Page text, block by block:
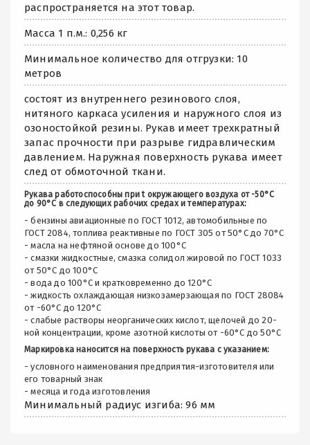
распространяется на этот товар.
Масса 1 п.м.: 0,256 кг
Минимальное количество для отгрузки: 10
метров
состоят из внутреннего резинового слоя,
нитяного каркаса усиления и наружного слоя из
озоностойкой резины. Рукав имеет трехкратный
запас прочности при разрыве гидравлическим
давлением. Наружная поверхность рукава имеет
след от обмоточной ткани.
Рукава работоспособны при t окружающего воздуха от -50°С
до 90°С в следующих рабочих средах и температурах:
- бензины авиационные по ГОСТ 1012, автомобильные по
ГОСТ 2084, топлива реактивные по ГОСТ 305 от 50°С до 70°С
- масла на нефтяной основе до 100°С
- смазки жидкостные, смазка солидол жировой по ГОСТ 1033
от 50°С до 100°С
- вода до 100°С и кратковременно до 120°С
- жидкость охлаждающая низкозамерзающая по ГОСТ 28084
от -60°С до 120°С
- слабые растворы неорганических кислот, щелочей до 20-
ной концентрации, кроме азотной кислоты от -60°С до 50°С
Маркировка наносится на поверхность рукава с указанием:
- условного наименования предприятия-изготовителя или
его товарный знак
- месяца и года изготовления
Минимальный радиус изгиба: 96 мм